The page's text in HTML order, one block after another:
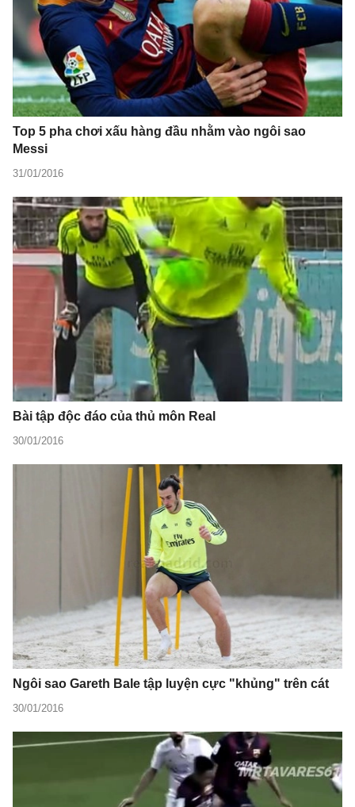
Top 5 pha chơi xấu hàng đầu nhằm vào ngôi sao
Messi
31/01/2016
Bài tập độc đáo của thủ môn Real
30/01/2016
Ngôi sao Gareth Bale tập luyện cực "khủng" trên cát
30/01/2016